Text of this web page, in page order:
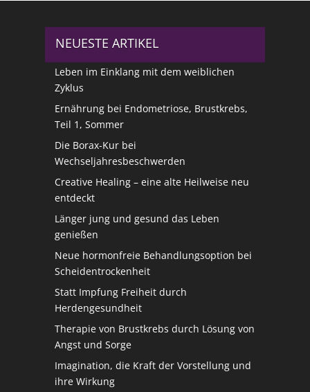
NEUESTE ARTIKEL
Leben im Einklang mit dem weiblichen
Zyklus
Ernährung bei Endometriose, Brustkrebs,
Teil 1, Sommer
Die Borax-Kur bei
Wechseljahresbeschwerden
Creative Healing – eine alte Heilweise neu
entdeckt
Länger jung und gesund das Leben
genießen
Neue hormonfreie Behandlungsoption bei
Scheidentrockenheit
Statt Impfung Freiheit durch
Herdengesundheit
Therapie von Brustkrebs durch Lösung von
Angst und Sorge
Imagination, die Kraft der Vorstellung und
ihre Wirkung